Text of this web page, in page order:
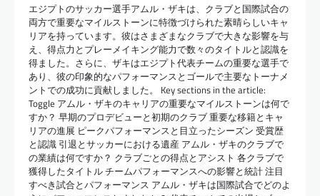
エジプトのサッカー選手アムル・ザキは、クラブと国際試合の
両方で重要なマイルストーンに特徴づけられた素晴らしいキャ
リアを持っています。彼はさまざまなクラブで大きな影響を与
え、得点力とプレーメイキング能力で数々のタイトルと認識を
得ました。さらに、ザキはエジプト代表チームの重要な選手で
あり、彼の印象的なパフォーマンスとゴールで主要なトーナメ
ントでの成功に貢献しました。 Key sections in the article:
Toggle アムル・ザキのキャリアの重要なマイルストーンは何で
すか？ 早期のプロデビューと初期のクラブ 重要な移籍とキャ
リアの進展 ピークパフォーマンスと目立ったシーズン 受賞歴
と認識 引退とサッカーにおける遺産 アムル・ザキのクラブで
の業績は何ですか？ クラブごとの得点とアシスト 各クラブで
獲得したタイトル チームパフォーマンスへの影響と統計 注目
すべき試合とパフォーマンス アムル・ザキは国際試合でどのよ